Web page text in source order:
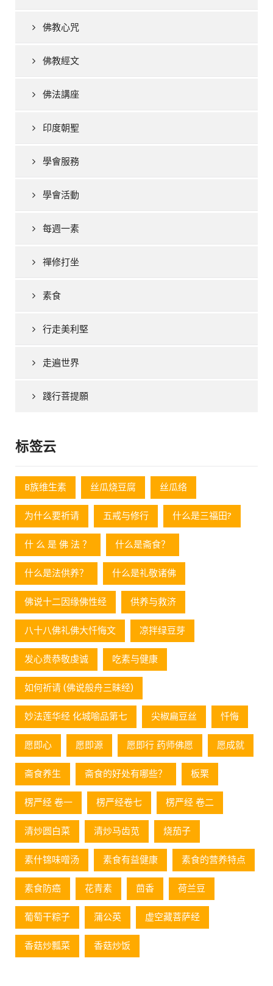
佛教心咒
佛教經文
佛法講座
印度朝聖
學會服務
學會活動
每週一素
禪修打坐
素食
行走美利堅
走遍世界
踐行菩提願
标签云
B族维生素 丝瓜烧豆腐 丝瓜络
为什么要祈请 五戒与修行 什么是三福田?
什 么 是 佛 法 ？ 什么是斋食？
什么是法供养？ 什么是礼敬诸佛
佛说十二因缘佛性经 供养与救济
八十八佛礼佛大忏悔文 凉拌绿豆芽
发心贵恭敬虔诚 吃素与健康
如何祈请 (佛说般舟三昧经)
妙法莲华经 化城喻品第七 尖椒扁豆丝 忏悔
愿即心 愿即源 愿即行 药师佛愿 愿成就
斋食养生 斋食的好处有哪些？ 板栗
楞严经 卷一 楞严经卷七 楞严经 卷二
清炒圆白菜 清炒马齿苋 烧茄子
素什锦味噌汤 素食有益健康 素食的营养特点
素食防癌 花青素 茴香 荷兰豆
葡萄⼲粽⼦ 蒲公英 虚空藏菩萨经
香菇炒瓢菜 香菇炒饭